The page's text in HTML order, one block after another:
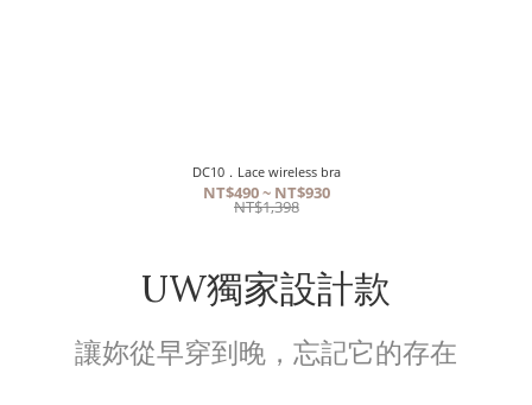
DC10．Lace wireless bra
NT$490 ~ NT$930
NT$1,398
UW獨家設計款
讓妳從早穿到晚，忘記它的存在